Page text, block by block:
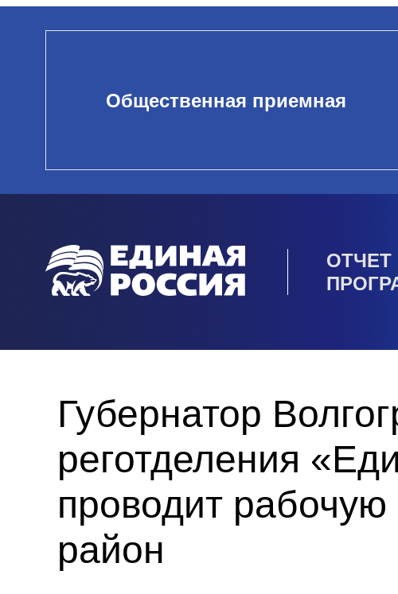
Общественная приемная
Губернатор
реготделения
проводит
район